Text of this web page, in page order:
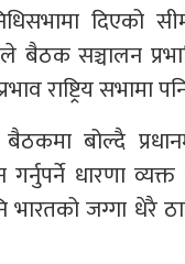
दिएको
बैठक सञ्चालन
राष्ट्रिय सभामा
बोल्दै
धारणा
भारतको जग्गा धेरै